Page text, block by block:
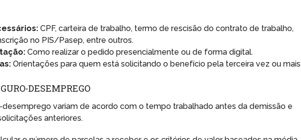
CPF, carteira de trabalho, termo de rescisão do contrato de trabalho,
no PIS/Pasep, entre outros.
Como realizar o pedido presencialmente ou de forma digital.
Orientações para quem está solicitando o benefício pela terceira vez ou
DESEMPREGO
variam de acordo com o tempo trabalhado antes da demissão e
anteriores.